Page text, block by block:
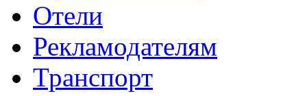
Отели
Рекламодателям
Транспорт